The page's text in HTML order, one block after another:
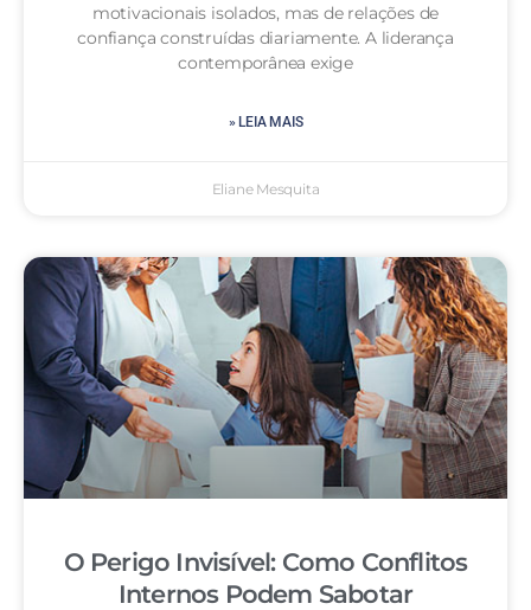
motivacionais isolados, mas de relações de
confiança construídas diariamente. A liderança
contemporânea exige
» LEIA MAIS
Eliane Mesquita
O Perigo Invisível: Como Conflitos
Internos Podem Sabotar